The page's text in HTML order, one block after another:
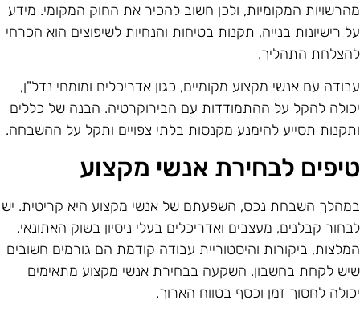
המקומיות, ולכן חשוב להכיר את החוק המקומי. מידע
רישיונות בנייה, תקנות בטיחות והנחיות לשיפוצים הוא הכרחי
התהליך.
עם אנשי מקצוע מקומיים, כגון אדריכלים ומומחי נדל"ן,
להקל על ההתמודדות עם הבירוקרטיה. הבנה של כללים
תסייע להימנע מקנסות בלתי צפויים ותקל על ההשבחה.
לבחירת אנשי מקצוע
השבחת נכס, השפעתם של אנשי מקצוע היא קריטית. יש
קבלנים, מעצבים ואדריכלים בעלי ניסיון בשוק האתונאי.
ביקורות והיסטוריית עבודה קודמת הם גורמים חשובים
לקחת בחשבון. השקעה בבחירת אנשי מקצוע מתאימים
לחסוך זמן וכסף בטווח הארוך.